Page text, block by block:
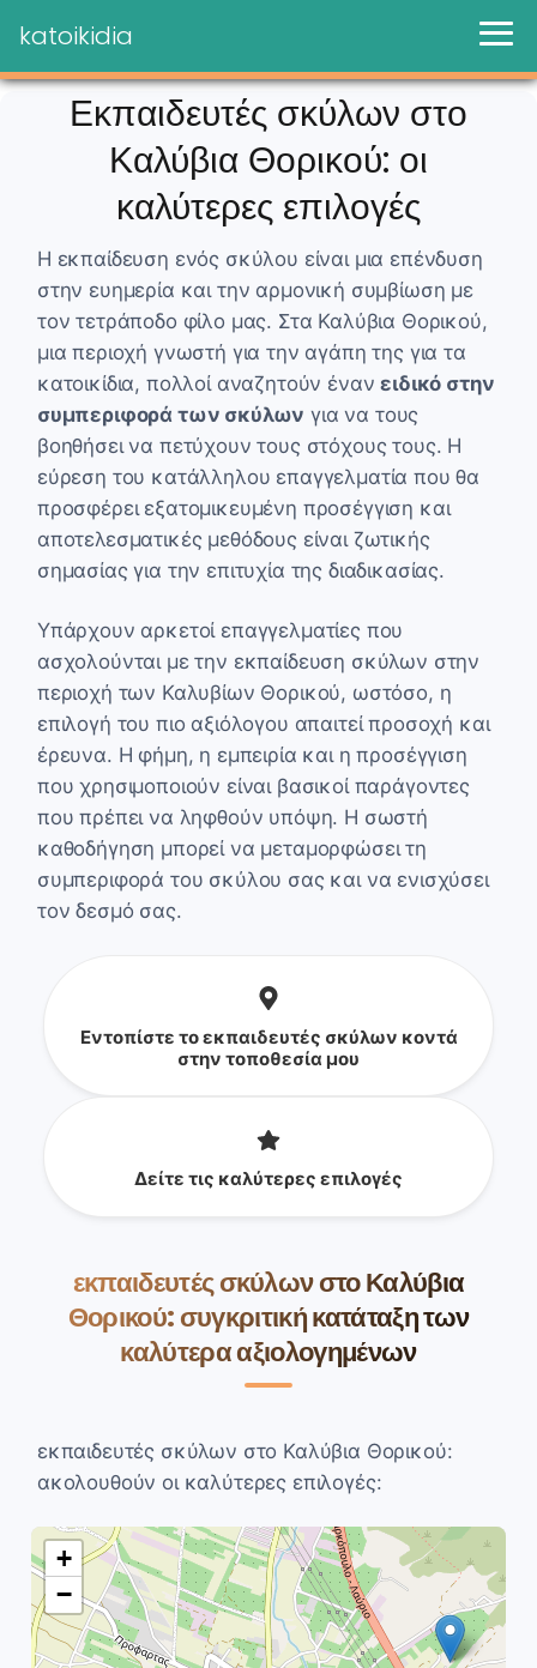
katoikidia
Εκπαιδευτές σκύλων στο
Καλύβια Θορικού: οι
καλύτερες επιλογές
Η εκπαίδευση ενός σκύλου είναι μια επένδυση
στην ευημερία και την αρμονική συμβίωση με
τον τετράποδο φίλο μας. Στα Καλύβια Θορικού,
μια περιοχή γνωστή για την αγάπη της για τα
κατοικίδια, πολλοί αναζητούν ένανειδικό στην
συμπεριφορά των σκύλων για να τους
βοηθήσει να πετύχουν τους στόχους τους. Η
εύρεση του κατάλληλου επαγγελματία που θα
προσφέρει εξατομικευμένη προσέγγιση και
αποτελεσματικές μεθόδους είναι ζωτικής
σημασίας για την επιτυχία της διαδικασίας.
Υπάρχουν αρκετοί επαγγελματίες που
ασχολούνται με την εκπαίδευση σκύλων στην
περιοχή των Καλυβίων Θορικού, ωστόσο, η
επιλογή του πιο αξιόλογου απαιτεί προσοχή και
έρευνα. Η φήμη, η εμπειρία και η προσέγγιση
που χρησιμοποιούν είναι βασικοί παράγοντες
που πρέπει να ληφθούν υπόψη. Η σωστή
καθοδήγηση μπορεί να μεταμορφώσει τη
συμπεριφορά του σκύλου σας και να ενισχύσει
τον δεσμό σας.
Εντοπίστε το εκπαιδευτές σκύλων κοντά
στην τοποθεσία μου
Δείτε τις καλύτερες επιλογές
εκπαιδευτές σκύλων στο Καλύβια
Θορικού: συγκριτική κατάταξη των
καλύτερα αξιολογημένων
εκπαιδευτές σκύλων στο Καλύβια Θορικού:
ακολουθούν οι καλύτερες επιλογές:
+
−